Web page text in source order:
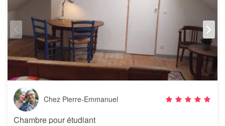
Chez Pierre-Emmanuel
Chambre pour étudiant